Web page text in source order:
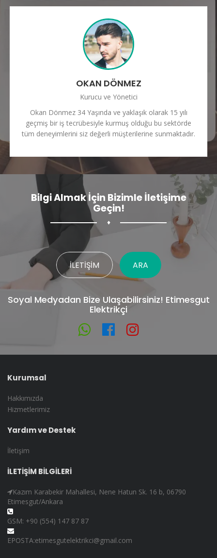
OKAN DÖNMEZ
Kurucu ve Yönetici
Okan Dönmez 34 Yaşında ve yaklaşık olarak 15 yılı
geçmiş bir iş tecrübesiyle kurmuş olduğu bu sektörde
tüm deneyimlerini siz değerli müşterilerine sunmaktadır.
Bilgi Almak İçin Bizimle İletişime
Geçin!
♦
İLETIŞIM ARA
Soyal Medyadan Bize Ulaşabilirsiniz! Etimesgut
Elektrikçi
Kurumsal
Hakkımızda
Hizmetlerimiz
Yardım ve Destek
İletişim
İLETİŞİM BİLGİLERİ
Kazım Karabekir Mahallesi, Nene Hatun Sk. 16 b, 06790
Etimesgut/Ankara
GSM: +90 (554) 147 87 87
EPOSTA:etimesgutelektrikci@gmail.com